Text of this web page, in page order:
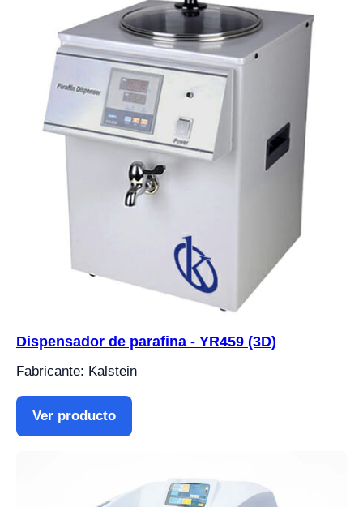
Dispensador de parafina - YR459 (3D)
Fabricante: Kalstein
Ver producto